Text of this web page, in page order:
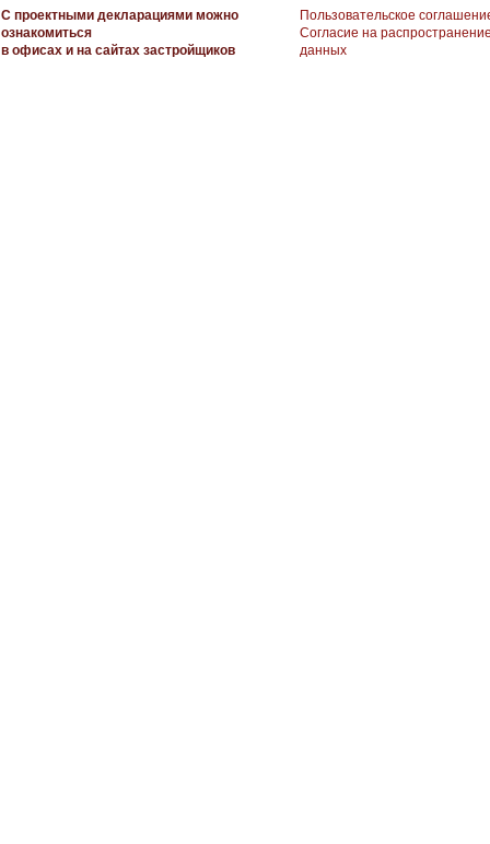
С проектными декларациями можно
ознакомиться
в офисах и на сайтах застройщиков
Пользовательское
Согласие на
данных